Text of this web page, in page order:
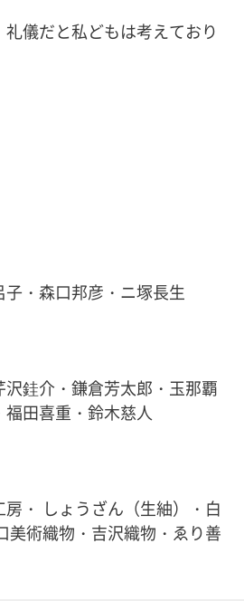
儀だと私どもは考えており
・森口邦彦・ニ塚長生
銈介・鎌倉芳太郎・玉那覇
田喜重・鈴木慈人
・ しょうざん（生紬）・白
美術織物・吉沢織物・ゑり善